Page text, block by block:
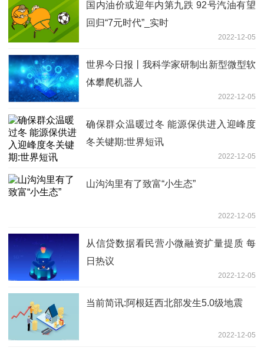
国内油价或迎年内第九跌 92号汽油有望
回归“7元时代”_实时
2022-12-05
世界今日报丨我科学家研制出新型微型软
体攀爬机器人
2022-12-05
确保群众温暖过冬 能源保供进入迎峰度
冬关键期:世界短讯
2022-12-05
山沟沟里有了致富“小生态”
2022-12-05
从信贷数据看民营小微融资扩量提质 每
日热议
2022-12-05
当前简讯:阿根廷西北部发生5.0级地震
2022-12-05